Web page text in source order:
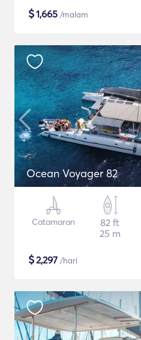
$1,665 /malam
Ocean Voyager 82
Catamaran
82 ft
25 m
$2,297 /hari